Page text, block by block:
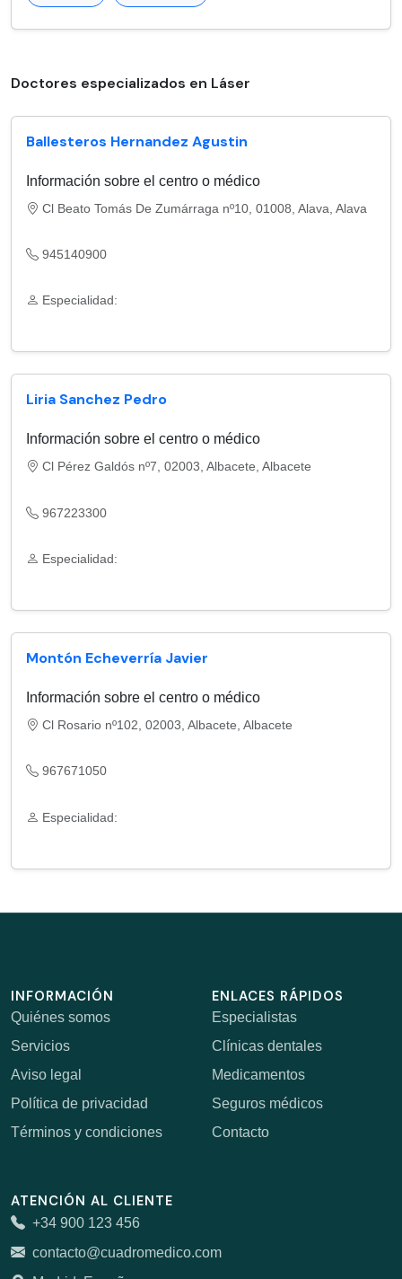
Doctores especializados en Láser
Ballesteros Hernandez Agustin
Información sobre el centro o médico
Cl Beato Tomás De Zumárraga nº10, 01008, Alava, Alava
945140900
Especialidad:
Liria Sanchez Pedro
Información sobre el centro o médico
Cl Pérez Galdós nº7, 02003, Albacete, Albacete
967223300
Especialidad:
Montón Echeverría Javier
Información sobre el centro o médico
Cl Rosario nº102, 02003, Albacete, Albacete
967671050
Especialidad:
INFORMACIÓN
Quiénes somos
Servicios
Aviso legal
Política de privacidad
Términos y condiciones
ENLACES RÁPIDOS
Especialistas
Clínicas dentales
Medicamentos
Seguros médicos
Contacto
ATENCIÓN AL CLIENTE
+34 900 123 456
contacto@cuadromedico.com